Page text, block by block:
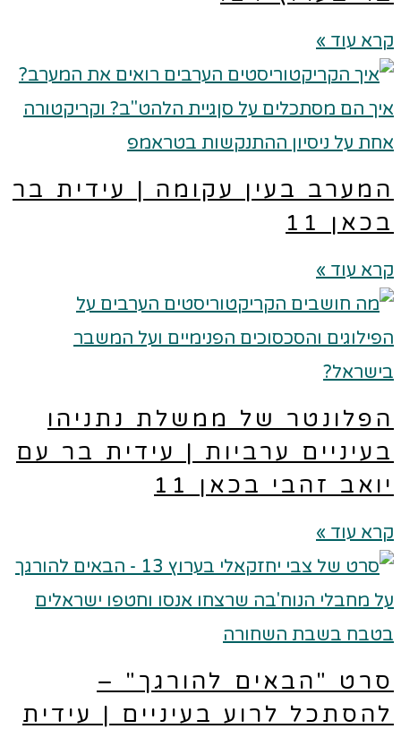
עוד »
בעין עקומה | עידית בר
11
עוד »
של ממשלת נתניהו
ערביות | עידית בר עם
זהבי בכאן 11
עוד »
"הבאים להורגך" –
לרוע בעיניים | עידית